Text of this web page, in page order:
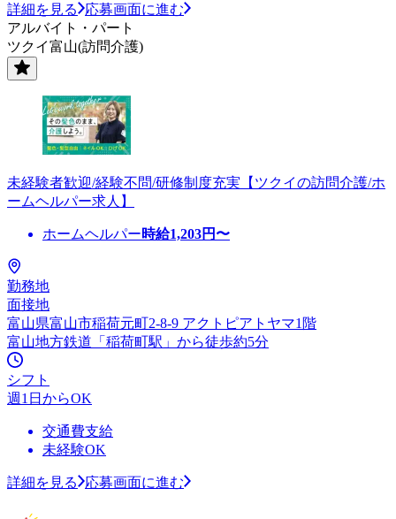
詳細を見る
応募画面に進む
アルバイト・パート
ツクイ富山(訪問介護)
未経験者歓迎/経験不問/研修制度充実【ツクイの訪問介護/ホ
ームヘルパー求人】
ホームヘルパー時給1,203円〜
勤務地
面接地
富山県富山市稲荷元町2-8-9 アクトピアトヤマ1階
富山地方鉄道「稲荷町駅」から徒歩約5分
シフト
週1日からOK
交通費支給
未経験OK
詳細を見る 応募画面に進む